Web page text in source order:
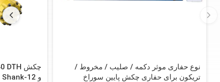
نوع حفاری موثر دکمه / صلیب / مخروط /
تریکون برای حفاری چکش پایین سوراخ